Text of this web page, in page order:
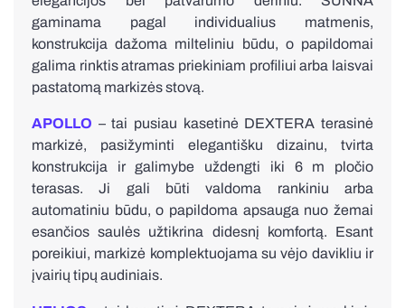
gaminama pagal individualius matmenis,
konstrukcija dažoma milteliniu būdu, o papildomai
galima rinktis atramas priekiniam profiliui arba laisvai
pastatomą markizės stovą.
APOLLO – tai pusiau kasetinė DEXTERA terasinė
markizė, pasižyminti elegantišku dizainu, tvirta
konstrukcija ir galimybe uždengti iki 6 m pločio
terasas. Ji gali būti valdoma rankiniu arba
automatiniu būdu, o papildoma apsauga nuo žemai
esančios saulės užtikrina didesnį komfortą. Esant
poreikiui, markizė komplektuojama su vėjo davikliu ir
įvairių tipų audiniais.